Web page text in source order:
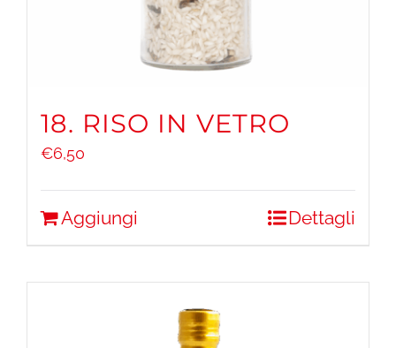
18. RISO IN VETRO
€6,50
Aggiungi Dettagli